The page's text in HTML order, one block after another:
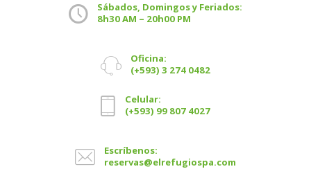
Sábados, Domingos y Feriados:
8h30 AM – 20h00 PM
Oficina:
(+593) 3 274 0482
Celular:
(+593) 99 807 4027
Escríbenos:
reservas@elrefugiospa.com